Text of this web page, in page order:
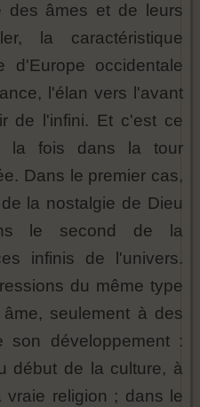
des âmes et de leurs
la caractéristique
d'Europe occidentale
l'élan vers l'avant
de l'infini. Et c'est ce
la fois dans la tour
Dans le premier cas,
la nostalgie de Dieu
le second de la
infinis de l'univers.
du même type
seulement à des
son développement :
début de la culture, à
vraie religion ; dans le